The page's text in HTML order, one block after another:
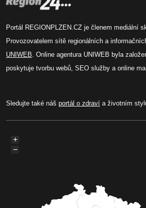
Portál REGIONPLZEN.CZ je členem mediální
Provozovatelem sítě regionálních a
UNIWEB. Online agentura UNIWEB byla
poskytuje tvorbu webů, SEO služby a online
Sledujte také náš portál o zdraví a životním
+
−